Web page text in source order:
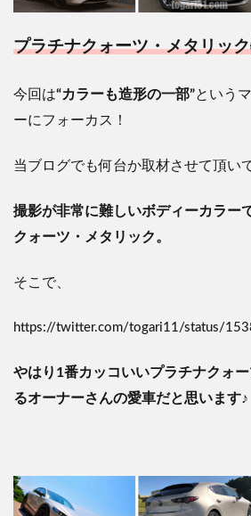
プラチナクォーツ・メタリッ
今回は“カラーも造形の一部”という
ーにフォーカス！
当ブログでも何台か取材させて頂い
撮影が非常に難しいボディーカラー
クォーツ・メタリック。
そこで、
https://twitter.com/togari11/status/
やはり1番カッコいいプラチナクォー
るオーナーさんの愛車だと思います♪